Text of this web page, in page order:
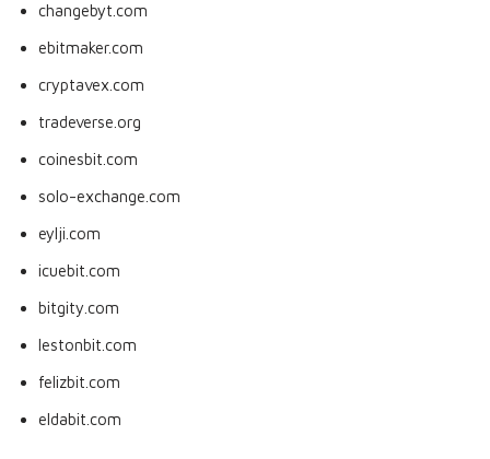
changebyt.com
ebitmaker.com
cryptavex.com
tradeverse.org
coinesbit.com
solo-exchange.com
eylji.com
icuebit.com
bitgity.com
lestonbit.com
felizbit.com
eldabit.com